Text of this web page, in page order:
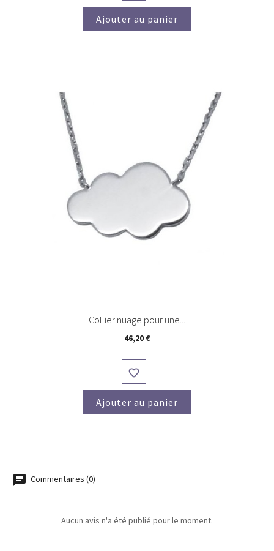
Ajouter au panier
Collier nuage pour une...
Prix
46,20 €

Ajouter au panier
Commentaires (0)
Aucun avis n'a été publié pour le moment.